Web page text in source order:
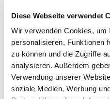
Diese Webseite verwendet
Wir verwenden Cookies, um
personalisieren, Funktionen
zu können und die Zugriffe
analysieren. Außerdem
Verwendung unserer
soziale Medien, Werbung
PLZ*